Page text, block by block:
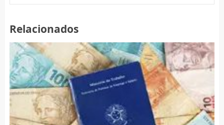
Relacionados